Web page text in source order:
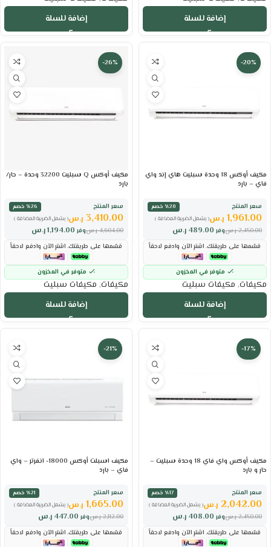
إضافة للسلة إضافة للسلة
-20%
مكيف أوكس 18 وحدة سبليت هاي إند واي
فاي – بارد
سعر المنتج
٪20 خصم
( يشمل الضريبة المضافة )
1,961.00 ر.س
وفر 489.00 ر.س 2,450.00 ر.س
قسّمها على طريقتك. اشترِ الآن وادفع لاحقاً
متوفر في المخزون
مكيفات, مكيفات سبليت
إضافة للسلة
-26%
مكيف أوكس Q سبليت 32200 وحدة – حار/
بارد
سعر المنتج
٪26 خصم
( يشمل الضريبة المضافة )
3,410.00 ر.س
وفر 1,194.00ر.س 4,604.00 ر.س
قسّمها على طريقتك. اشترِ الآن وادفع لاحقاً
متوفر في المخزون
مكيفات, مكيفات سبليت
إضافة للسلة
-17%
مكيف أوكس واي فاي 18 وحدة سبليت –
حار و بارد
سعر المنتج
٪17 خصم
( يشمل الضريبة المضافة )
2,042.00 ر.س
وفر 408.00 ر.س 2,450.00 ر.س
قسّمها على طريقتك. اشترِ الآن وادفع لاحقاً
-21%
مكيف اسبلت أوكس 18000- انفرتر – واي
فاي – بارد
سعر المنتج
٪21 خصم
( يشمل الضريبة المضافة )
1,665.00 ر.س
وفر 447.00 ر.س 2,112.00 ر.س
قسّمها على طريقتك. اشترِ الآن وادفع لاحقاً